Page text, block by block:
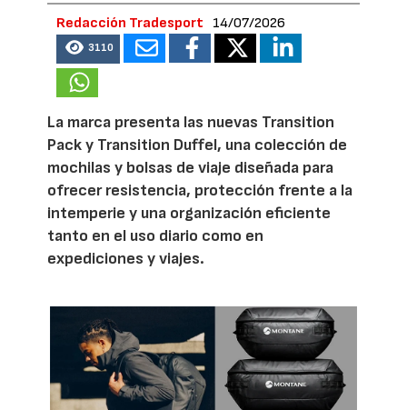
Redacción Tradesport 14/07/2026
3110
La marca presenta las nuevas Transition
Pack y Transition Duffel, una colección de
mochilas y bolsas de viaje diseñada para
ofrecer resistencia, protección frente a la
intemperie y una organización eficiente
tanto en el uso diario como en
expediciones y viajes.